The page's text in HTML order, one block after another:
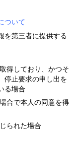
ついて
を第三者に提供する
得しており、かつそ
停止要求の申し出を
る場合
合で本人の同意を得
られた場合